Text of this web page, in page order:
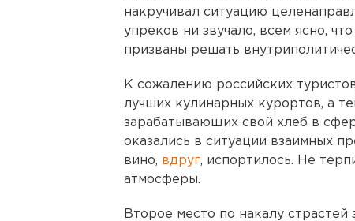
накручивал ситуацию
упреков ни звучало, всем ясно,
призваны решать
К сожалению российских
лучших кулинарных курортов, а
зарабатывающих свой хлеб в
оказались в ситуации взаимных
вино, вдруг, испортилось. Не
атмосферы.
Второе место по накалу страстей